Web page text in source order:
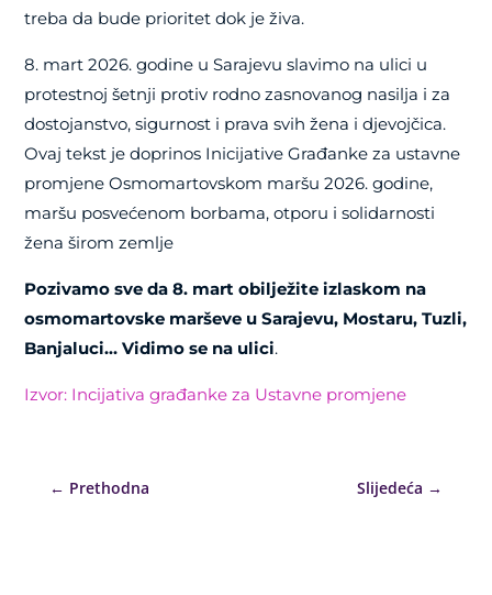
treba da bude prioritet dok je živa.
8. mart 2026. godine u Sarajevu slavimo na ulici u
protestnoj šetnji protiv rodno zasnovanog nasilja i za
dostojanstvo, sigurnost i prava svih žena i djevojčica.
Ovaj tekst je doprinos Inicijative Građanke za ustavne
promjene Osmomartovskom maršu 2026. godine,
maršu posvećenom borbama, otporu i solidarnosti
žena širom zemlje
Pozivamo sve da 8. mart obilježite izlaskom na
osmomartovske marševe u Sarajevu, Mostaru, Tuzli,
Banjaluci… Vidimo se na ulici.
Izvor: Incijativa građanke za Ustavne promjene
← Prethodna Slijedeća →